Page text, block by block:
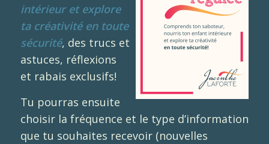
intérieur et explore
ta créativité en toute
sécurité, des trucs et
astuces, réflexions
et rabais exclusifs!
Tu pourras ensuite
choisir la fréquence et le type d’information
que tu souhaites recevoir (nouvelles